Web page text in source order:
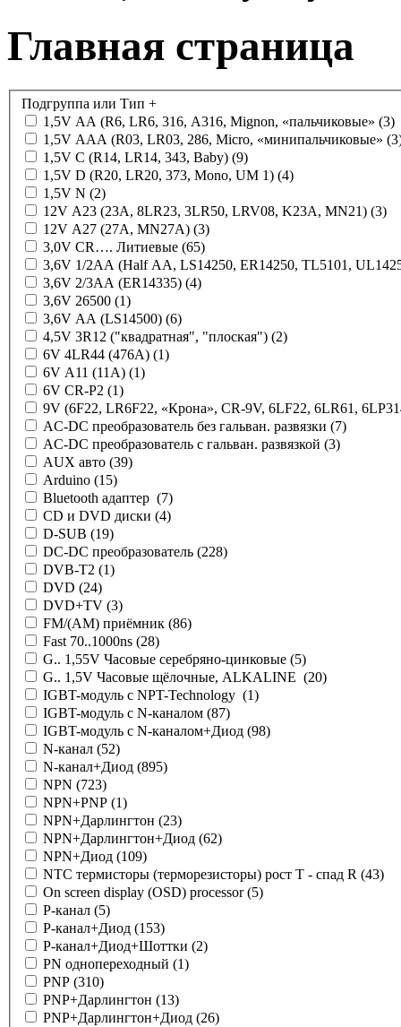
Главная страница
Подгруппа или Тип +
1,5V AA (R6, LR6, 316, А316, Mignon, «пальчиковые» (3)
1,5V AAA (R03, LR03, 286, Micro, «минипальчиковые»
1,5V C (R14, LR14, 343, Baby) (9)
1,5V D (R20, LR20, 373, Mono, UM 1) (4)
1,5V N (2)
12V A23 (23A, 8LR23, 3LR50, LRV08, K23A, MN21) (3)
12V A27 (27A, MN27A) (3)
3,0V CR…. Литиевые (65)
3,6V 1/2AA (Half AA, LS14250, ER14250, TL5101,
3,6V 2/3AA (ER14335) (4)
3,6V 26500 (1)
3,6V AA (LS14500) (6)
4,5V 3R12 ("квадратная", "плоская") (2)
6V 4LR44 (476A) (1)
6V A11 (11A) (1)
6V CR-P2 (1)
9V (6F22, LR6F22, «Крона», CR-9V, 6LF22, 6LR61,
AC-DC преобразователь без гальван. развязки (7)
AC-DC преобразователь с гальван. развязкой (3)
AUX авто (39)
Arduino (15)
Bluetooth адаптер (7)
CD и DVD диски (4)
D-SUB (19)
DC-DC преобразователь (228)
DVB-T2 (1)
DVD (24)
DVD+TV (3)
FM/(AM) приёмник (86)
Fast 70..1000ns (28)
G.. 1,55V Часовые серебряно-цинковые (5)
G.. 1,5V Часовые щёлочные, ALKALINE (20)
IGBT-модуль с NPT-Technology (1)
IGBT-модуль с N-каналом (87)
IGBT-модуль с N-каналом+Диод (98)
N-канал (52)
N-канал+Диод (895)
NPN (723)
NPN+PNP (1)
NPN+Дарлингтон (23)
NPN+Дарлингтон+Диод (62)
NPN+Диод (109)
NTC термисторы (терморезисторы) рост T - спад R (43)
On screen display (OSD) processor (5)
P-канал (5)
P-канал+Диод (153)
P-канал+Диод+Шоттки (2)
PN однопереходный (1)
PNP (310)
PNP+Дарлингтон (13)
PNP+Дарлингтон+Диод (26)